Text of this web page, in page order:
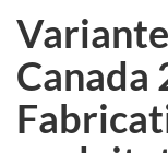
Canada